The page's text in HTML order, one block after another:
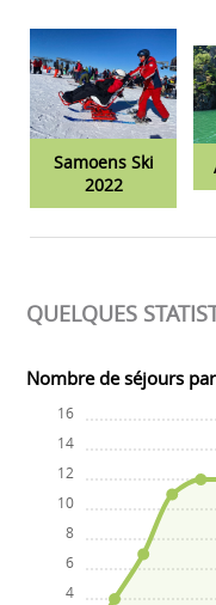
Samoens Ski
2022
QUELQUES
Nombre de séjours
4
6
8
10
12
14
16